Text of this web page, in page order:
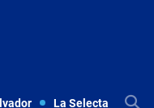
La Selecta